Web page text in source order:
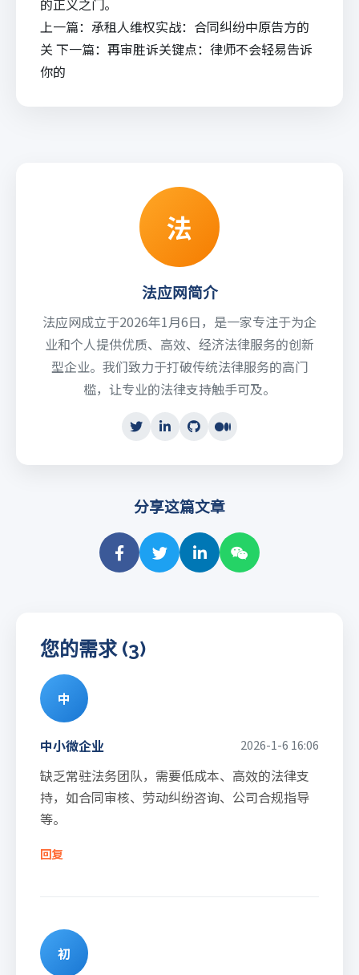
的正义之门。
上一篇： 承租人维权实战：合同纠纷中原告方的
关 下一篇： 再审胜诉关键点：律师不会轻易告诉
你的
法
法应网简介
法应网成立于2026年1月6日，是一家专注于为企
业和个人提供优质、高效、经济法律服务的创新
型企业。我们致力于打破传统法律服务的高门
槛，让专业的法律支持触手可及。
分享这篇文章
您的需求 (3)
中
中小微企业 2026-1-6 16:06
缺乏常驻法务团队，需要低成本、高效的法律支
持，如合同审核、劳动纠纷咨询、公司合规指导
等。
回复
初